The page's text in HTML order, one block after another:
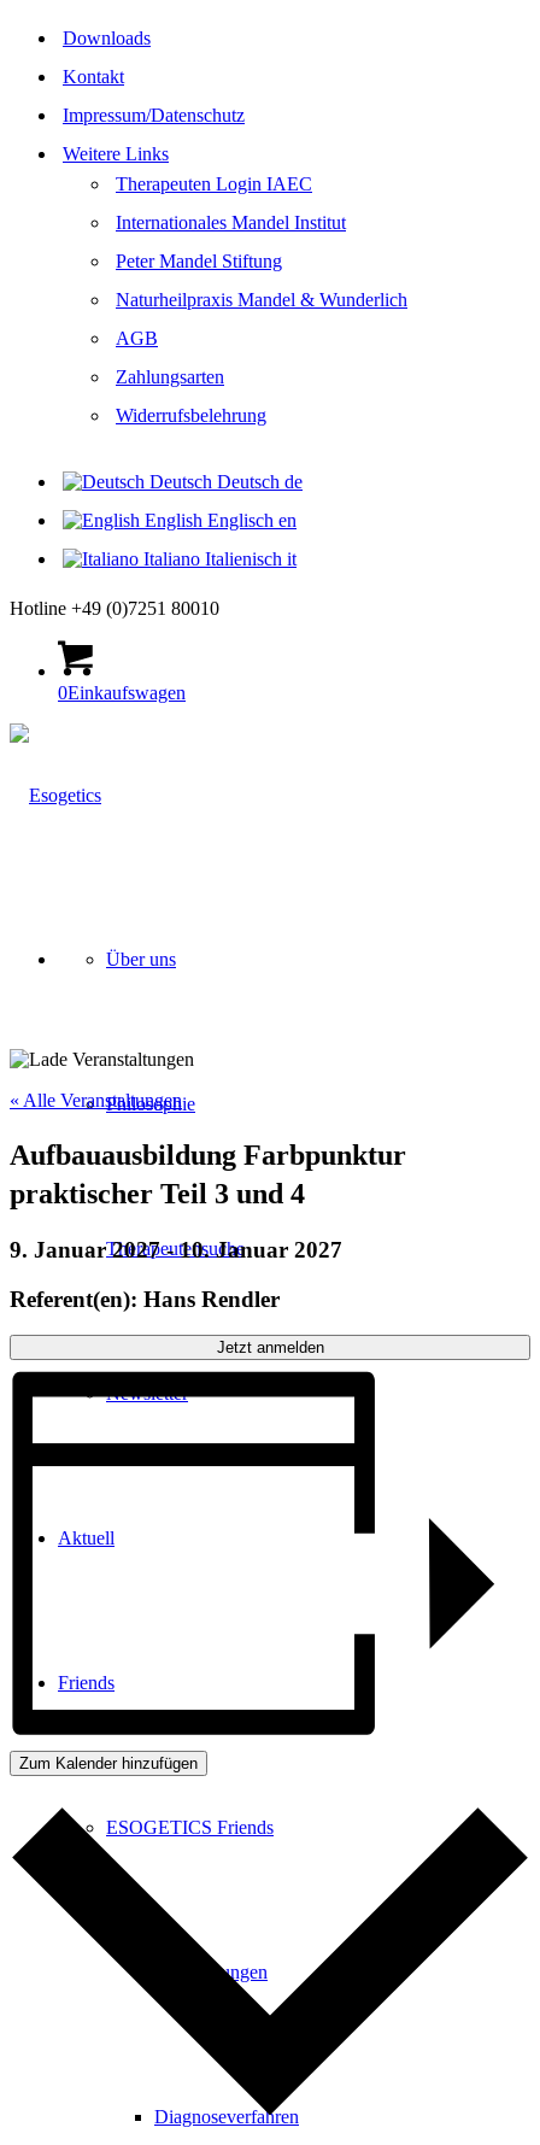
Downloads
Kontakt
Impressum/Datenschutz
Weitere Links
Therapeuten Login IAEC
Internationales Mandel Institut
Peter Mandel Stiftung
Naturheilpraxis Mandel & Wunderlich
AGB
Zahlungsarten
Widerrufsbelehrung
Deutsch Deutsch de
English Englisch en
Italiano Italienisch it
Hotline +49 (0)7251 80010
0Einkaufswagen
Über uns
Philosophie
Therapeutensuche
Newsletter
Aktuell
Friends
ESOGETICS Friends
Anwendungen
Diagnoseverfahren
« Alle Veranstaltungen
Aufbauausbildung Farbpunktur
praktischer Teil 3 und 4
9. Januar 2027-10. Januar 2027
Referent(en): Hans Rendler
Jetzt anmelden
Zum Kalender hinzufügen